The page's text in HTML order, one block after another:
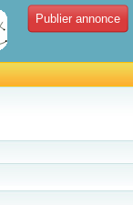
Publier annonce